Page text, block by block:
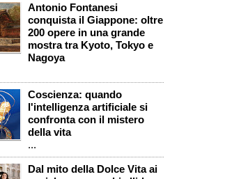
Antonio Fontanesi
conquista il Giappone: oltre
200 opere in una grande
mostra tra Kyoto, Tokyo e
Nagoya
Coscienza: quando
l'intelligenza artificiale si
confronta con il mistero
della vita
...
Dal mito della Dolce Vita ai